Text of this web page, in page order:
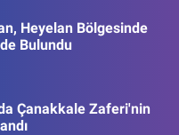
Heyelan Bölgesinde
Bulundu
Çanakkale Zaferi'nin